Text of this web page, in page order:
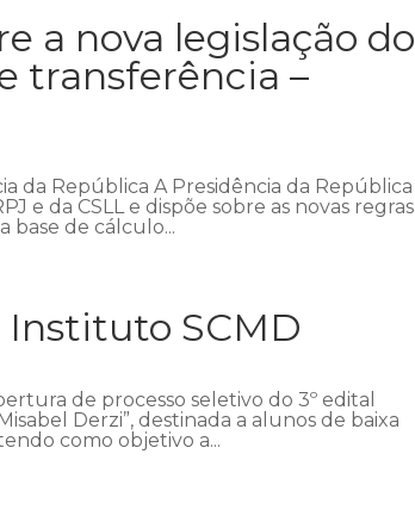
a nova legislação do
transferência –
da República A Presidência da República
e da CSLL e dispõe sobre as novas regras
base de cálculo...
Instituto SCMD
de processo seletivo do 3º edital
Derzi”, destinada a alunos de baixa
como objetivo a...